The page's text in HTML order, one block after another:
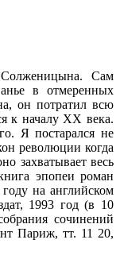
Солженицына. Сам
в отмеренных
он потратил всю
к началу ХХ века.
Я постарался не
революции когда
захватывает весь
эпопеи роман
на английском
1993 год (в 10
сочинений
Париж, тт. 11 20,